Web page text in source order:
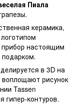
Пиала
керамика,
настоящим
в 3D на
воплощают рисунок
Tassen
гипер-контуров.